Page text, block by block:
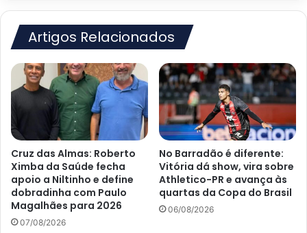
Artigos Relacionados
Cruz das Almas: Roberto
Ximba da Saúde fecha
apoio a Niltinho e define
dobradinha com Paulo
Magalhães para 2026
07/08/2026
No Barradão é diferente:
Vitória dá show, vira sobre
Athletico-PR e avança às
quartas da Copa do Brasil
06/08/2026